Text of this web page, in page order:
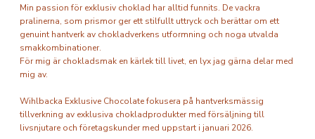
Min passion för exklusiv choklad har alltid funnits. De vackra
pralinerna, som prismor ger ett stilfullt uttryck och berättar om ett
genuint hantverk av chokladverkens utformning och noga utvalda
smakkombinationer.
För mig är chokladsmak en kärlek till livet, en lyx jag gärna delar med
mig av.
Wihlbacka Exklusive Chocolate fokusera på hantverksmässig
tillverkning av exklusiva chokladprodukter med försäljning till
livsnjutare och företagskunder med uppstart i januari 2026.